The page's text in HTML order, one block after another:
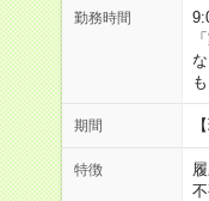
勤務時間
期間
特徴